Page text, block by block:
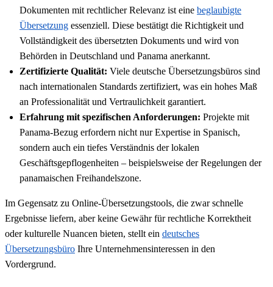
Dokumenten mit rechtlicher Relevanz ist eine beglaubigte
Übersetzung essenziell. Diese bestätigt die Richtigkeit und
Vollständigkeit des übersetzten Dokuments und wird von
Behörden in Deutschland und Panama anerkannt.
Zertifizierte Qualität: Viele deutsche Übersetzungsbüros sind
nach internationalen Standards zertifiziert, was ein hohes Maß
an Professionalität und Vertraulichkeit garantiert.
Erfahrung mit spezifischen Anforderungen: Projekte mit
Panama-Bezug erfordern nicht nur Expertise in Spanisch,
sondern auch ein tiefes Verständnis der lokalen
Geschäftsgepflogenheiten – beispielsweise der Regelungen der
panamaischen Freihandelszone.
Im Gegensatz zu Online-Übersetzungstools, die zwar schnelle
Ergebnisse liefern, aber keine Gewähr für rechtliche Korrektheit
oder kulturelle Nuancen bieten, stellt ein deutsches
Übersetzungsbüro Ihre Unternehmensinteressen in den
Vordergrund.